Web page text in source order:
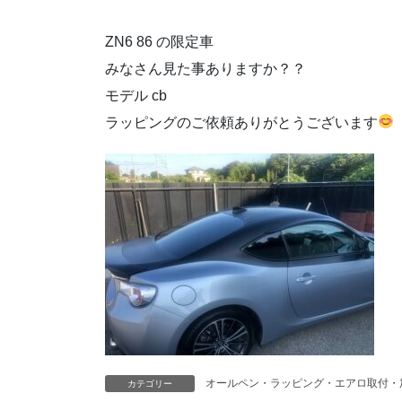
ZN6 86 の限定車
みなさん見た事ありますか？？
モデル cb
ラッピングのご依頼ありがとうございます
カテゴリー オールペン・ラッピング・エアロ取付・